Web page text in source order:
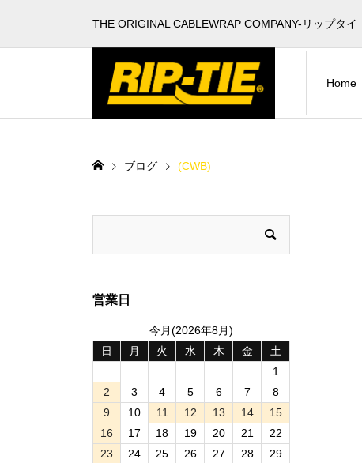
THE ORIGINAL CABLEWRAP COMPANY-リップタイ
Home
ブログ (CWB)
営業日
今月(2026年8月)
日
月 火 水 木 金
土
1
2
3 4 5 6 7
8
9
10 11 12 13 14
15
16
17 18 19 20 21
22
23
24 25 26 27 28
29